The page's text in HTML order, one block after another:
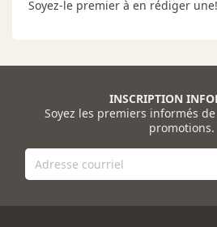
Soyez-le premier à en rédiger une!
INSCRIPTION
Soyez les premiers informés
promotions.